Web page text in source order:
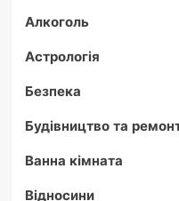
Алкоголь
Астрологія
Безпека
Будівництво та
Ванна кімната
Відносини